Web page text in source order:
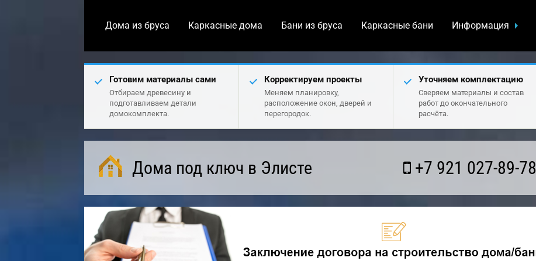
Дома из бруса Каркасные дома Бани из бруса Каркасные бани Информация
Готовим материалы сами
Отбираем древесину и
подготавливаем детали
домокомплекта.
Корректируем проекты
Меняем планировку,
расположение окон, дверей и
перегородок.
Уточняем комплектацию
Сверяем материалы и состав
работ до окончательного
расчёта.
Дома под ключ в Элисте +7 921 027-89-78